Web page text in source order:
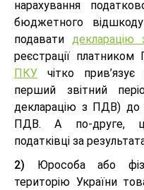
нарахування
бюджетного
подавати
реєстрації
ПКУ чітко
перший звітний
декларацію з ПДВ) до
ПДВ. А по-друге, ці
податківці за
2) Юрособа або
територію України